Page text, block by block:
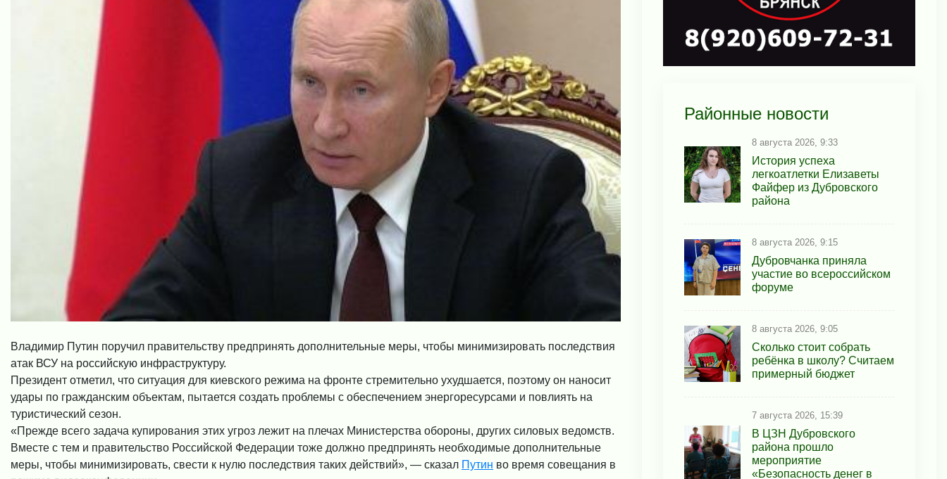
Владимир Путин поручил правительству предпринять дополнительные меры, чтобы минимизировать последствия
атак ВСУ на российскую инфраструктуру.
Президент отметил, что ситуация для киевского режима на фронте стремительно ухудшается, поэтому он наносит
удары по гражданским объектам, пытается создать проблемы с обеспечением энергоресурсами и повлиять на
туристический сезон.
«Прежде всего задача купирования этих угроз лежит на плечах Министерства обороны, других силовых ведомств.
Вместе с тем и правительство Российской Федерации тоже должно предпринять необходимые дополнительные
меры, чтобы минимизировать, свести к нулю последствия таких действий», — сказал Путин во время совещания в
Районные новости
8 августа 2026, 9:33
История успеха
легкоатлетки Елизаветы
Файфер из Дубровского
района
8 августа 2026, 9:15
Дубровчанка приняла
участие во всероссийском
форуме
8 августа 2026, 9:05
Сколько стоит собрать
ребёнка в школу? Считаем
примерный бюджет
7 августа 2026, 15:39
В ЦЗН Дубровского
района прошло
мероприятие
«Безопасность денег в